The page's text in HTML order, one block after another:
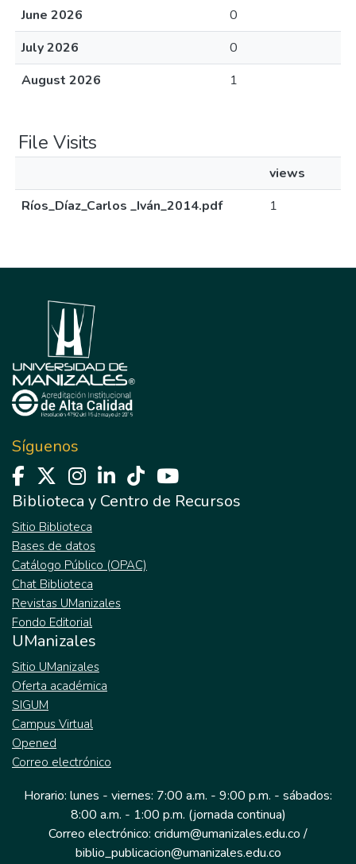
June 2026
0
July 2026
0
August 2026
1
File Visits
views
Ríos_Díaz_Carlos _Iván_2014.pdf
1
Síguenos
Biblioteca y Centro de Recursos
Sitio Biblioteca
Bases de datos
Catálogo Público (OPAC)
Chat Biblioteca
Revistas UManizales
Fondo Editorial
UManizales
Sitio UManizales
Oferta académica
SIGUM
Campus Virtual
Opened
Correo electrónico
Horario: lunes - viernes: 7:00 a.m. - 9:00 p.m. - sábados:
8:00 a.m. - 1:00 p.m. (jornada continua)
Correo electrónico: cridum@umanizales.edu.co /
biblio_publicacion@umanizales.edu.co